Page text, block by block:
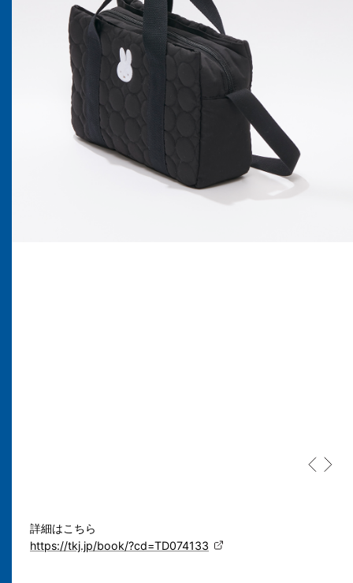
詳細はこちら
https://tkj.jp/book/?cd=TD074133